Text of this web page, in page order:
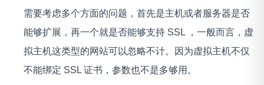
需要考虑多个方面的问题，首先是主机或者服务器是否
能够扩展，再一个就是否能够支持 SSL ，一般而言，虚
拟主机这类型的网站可以忽略不计。因为虚拟主机不仅
不能绑定 SSL 证书，参数也不是多够用。